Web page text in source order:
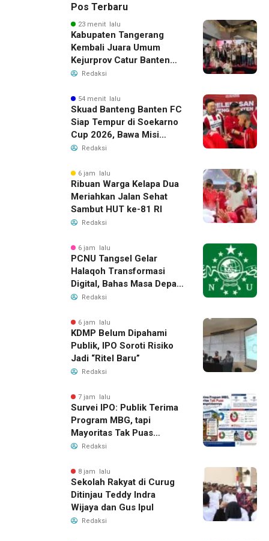
Pos Terbaru
23 menit lalu
Kabupaten Tangerang
Kembali Juara Umum
Kejurprov Catur Banten
2026, Raih 24 Medali
Redaksi
54 menit lalu
Skuad Banteng Banten FC
Siap Tempur di Soekarno
Cup 2026, Bawa Misi
Harumkan Nama Banten
Redaksi
6 jam lalu
Ribuan Warga Kelapa Dua
Meriahkan Jalan Sehat
Sambut HUT ke-81 RI
Redaksi
6 jam lalu
PCNU Tangsel Gelar
Halaqoh Transformasi
Digital, Bahas Masa Depan
NU di Era Disrupsi
Redaksi
6 jam lalu
KDMP Belum Dipahami
Publik, IPO Soroti Risiko
Jadi “Ritel Baru”
Redaksi
7 jam lalu
Survei IPO: Publik Terima
Program MBG, tapi
Mayoritas Tak Puas
dengan Pengelolaannya
Redaksi
8 jam lalu
Sekolah Rakyat di Curug
Ditinjau Teddy Indra
Wijaya dan Gus Ipul
Redaksi